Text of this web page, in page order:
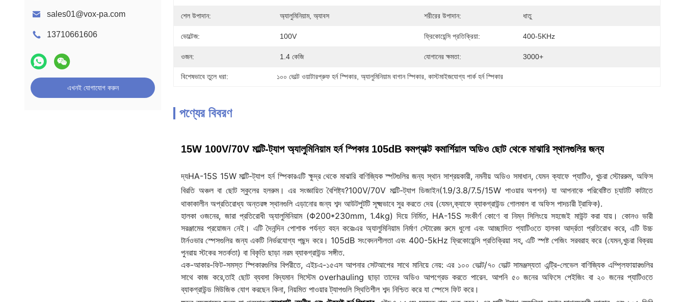
sales01@vox-pa.com
13710661606
এখনই যোগাযোগ করুন
শেল উপাদান: অ্যালুমিনিয়াম, অ্যাবস শরীরের উপাদান: ধাতু
ভোল্টেজ: 100V ফ্রিকোয়েন্সি প্রতিক্রিয়া: 400-5KHz
ওজন: 1.4 কেজি যোগানের ক্ষমতা: 3000+
বিশেষভাবে তুলে ধরা: ১০০ ভোল্ট ওয়াটারপ্রুফ হর্ন স্পিকার , অ্যালুমিনিয়াম বাগান স্পিকার , কাস্টমাইজযোগ্য পার্ক হর্ন স্পিকার
পণ্যের বিবরণ
15W 100V/70V মাল্টি-ট্যাপ অ্যালুমিনিয়াম হর্ন স্পিকার 105dB কমপ্যাক্ট কমার্শিয়াল অডিও ছোট থেকে মাঝারি স্থানগুলির জন্য
দ্যHA-15S 15W মাল্টি-ট্যাপ হর্ন স্পিকারএটি ক্ষুদ্র থেকে মাঝারি বাণিজ্যিক স্পটগুলির জন্য স্থান সাশ্রয়কারী, নমনীয় অডিও সমাধান, যেমন ক্যাফে প্যাটিও, খুচরা স্টোররুম, অফিস
বিরতি অঞ্চল বা ছোট স্কুলের হলরুম। এর সংজ্ঞায়িত বৈশিষ্ট্য?100V/70V মাল্টি-ট্যাপ ডিজাইন(1.9/3.8/7.5/15W পাওয়ার অপশন) যা আপনাকে পরিবেষ্টিত চ্যাটটি কাটাতে
থাকাকালীন অপ্রতিরোধ্য অন্তরঙ্গ স্থানগুলি এড়ানোর জন্য শব্দ আউটপুটটি সূক্ষ্মভাবে সুর করতে দেয় (যেমন,ক্যাফে ব্যাকগ্রাউন্ড গোলমাল বা অফিস পাদচারী ট্রাফিক).
হালকা ওজনের, জারা প্রতিরোধী অ্যালুমিনিয়াম (Φ200*230mm, 1.4kg) দিয়ে নির্মিত, HA-15S সংকীর্ণ কোণে বা নিম্ন সিলিংয়ে সহজেই মাউন্ট করা যায়। কোনও ভারী
সরঞ্জামের প্রয়োজন নেই। এটি দৈনন্দিন পোশাক পর্যন্ত বহন করেঃএর অ্যালুমিনিয়াম নির্মাণ স্টোরেজ রুমে ধুলো এবং আচ্ছাদিত প্যাটিওতে হালকা আর্দ্রতা প্রতিরোধ করে, এটি উচ্চ
টার্নওভার স্পেসগুলির জন্য একটি নির্ভরযোগ্য পছন্দ করে। 105dB সংবেদনশীলতা এবং 400-5kHz ফ্রিকোয়েন্সি প্রতিক্রিয়া সহ, এটি স্পষ্ট পেজিং সরবরাহ করে (যেমন,খুচরা বিক্রয়
পুনরায় স্টকের সতর্কতা) বা বিকৃতি ছাড়া নরম ব্যাকগ্রাউন্ড সঙ্গীত.
এক-আকার-ফিট-সমস্ত স্পিকারগুলির বিপরীতে, এইচএ-১৫এস আপনার সেটআপের সাথে মানিয়ে নেয়: এর ১০০ ভোল্ট/৭০ ভোল্ট সামঞ্জস্যতা এন্ট্রি-লেভেল বাণিজ্যিক এম্প্লিফায়ারগুলির
সাথে কাজ করে,তাই ছোট ব্যবসা বিদ্যমান সিস্টেম overhauling ছাড়া তাদের অডিও আপগ্রেড করতে পারেন. আপনি ৫০ জনের অফিসে পেইজিং বা ২০ জনের প্যাটিওতে
ব্যাকগ্রাউন্ড মিউজিক যোগ করছেন কিনা, নিয়মিত পাওয়ার ট্যাপগুলি স্থিতিশীল শব্দ নিশ্চিত করে যা স্পেসে ফিট করে।